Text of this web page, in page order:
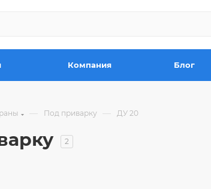
Компания Блог
— Под приварку — ДУ 20
2